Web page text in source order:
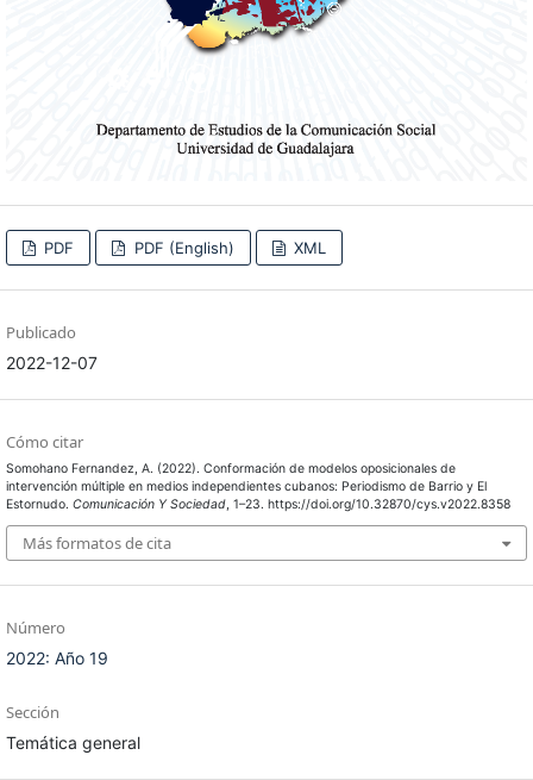
PDF PDF (English) XML
Publicado
2022-12-07
Cómo citar
Somohano Fernandez, A. (2022). Conformación de modelos oposicionales de
intervención múltiple en medios independientes cubanos: Periodismo de Barrio y El
Estornudo. Comunicación Y Sociedad, 1–23. https://doi.org/10.32870/cys.v2022.8358
Más formatos de cita
Número
2022: Año 19
Sección
Temática general